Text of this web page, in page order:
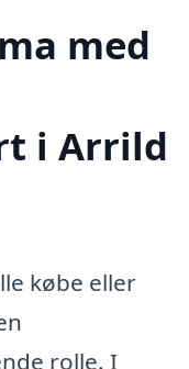
med
i Arrild
købe eller
rolle. I